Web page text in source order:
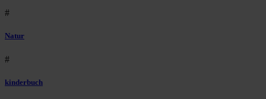
#
Natur
#
kinderbuch